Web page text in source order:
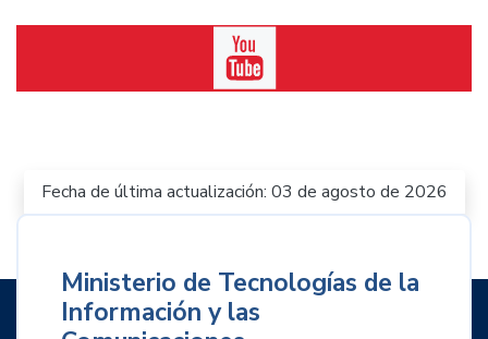
Fecha de última actualización: 03 de agosto de 2026
Ministerio de Tecnologías de la
Información y las